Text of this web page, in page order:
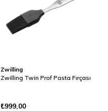
Zwilling
Zwilling Twin Prof Pasta Fırçası
₺999,00